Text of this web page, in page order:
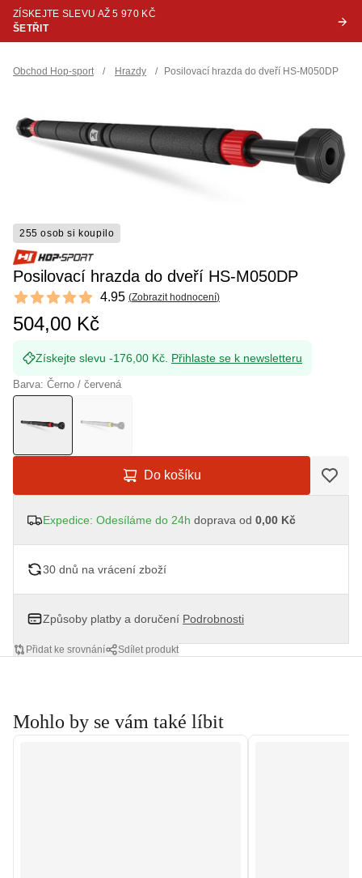
ZÍSKEJTE SLEVU AŽ 5 970 KČ
ŠETŘIT
Obchod Hop-sport / Hrazdy / Posilovací hrazda do dveří HS-M050DP
255 osob si koupilo
Posilovací hrazda do dveří HS-M050DP
Reviews
4.95 out of 5 stars 4.95 (Zobrazit hodnocení)
504,00 Kč
Získejte slevu -176,00 Kč. Přihlaste se k newsletteru
Barva: Černo / červená
Do košíku
Expedice: Odesíláme do 24h doprava od 0,00 Kč
30 dnů na vrácení zboží
Způsoby platby a doručení Podrobnosti
Přidat ke srovnání Sdílet produkt
Mohlo by se vám také líbit